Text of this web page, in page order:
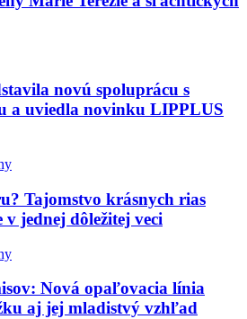
novú spoluprácu s
a uviedla novinku LIPPLUS
Tajomstvo krásnych rias
v jednej dôležitej veci
Nová opaľovacia línia
aj jej mladistvý vzhľad